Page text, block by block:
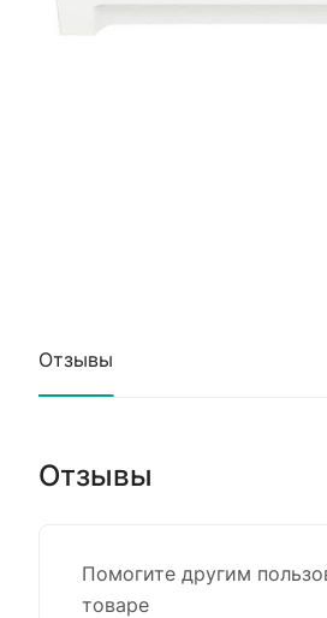
Отзывы
Отзывы
Помогите другим
товаре